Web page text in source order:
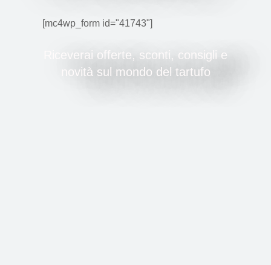
[mc4wp_form id="41743"]
Riceverai offerte, sconti, consigli e
novità sul mondo del tartufo